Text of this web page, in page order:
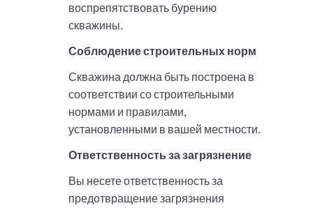
воспрепятствовать бурению
скважины.
Соблюдение строительных норм
Скважина должна быть построена в
соответствии со строительными
нормами и правилами,
установленными в вашей местности.
Ответственность за загрязнение
Вы несете ответственность за
предотвращение загрязнения